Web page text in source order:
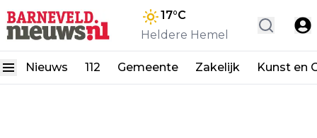
17°C
Heldere Hemel
Nieuws 112 Gemeente Zakelijk Kunst en